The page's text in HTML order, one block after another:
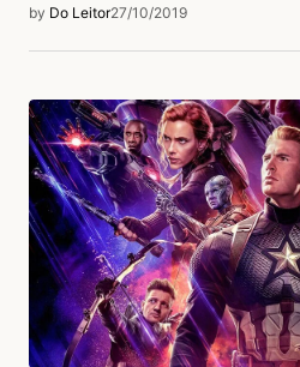
by Do Leitor27/10/2019